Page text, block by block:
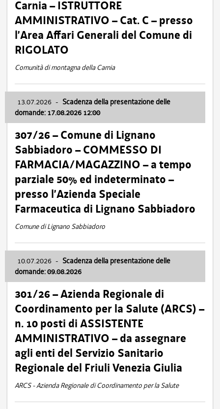
Carnia – ISTRUTTORE
AMMINISTRATIVO – Cat. C – presso
l’Area Affari Generali del Comune di
RIGOLATO
Comunità di montagna della Carnia
13.07.2026 - Scadenza della presentazione delle
domande: 17.08.2026 12:00
307/26 – Comune di Lignano
Sabbiadoro – COMMESSO DI
FARMACIA/MAGAZZINO – a tempo
parziale 50% ed indeterminato –
presso l’Azienda Speciale
Farmaceutica di Lignano Sabbiadoro
Comune di Lignano Sabbiadoro
10.07.2026 - Scadenza della presentazione delle
domande: 09.08.2026
301/26 – Azienda Regionale di
Coordinamento per la Salute (ARCS) –
n. 10 posti di ASSISTENTE
AMMINISTRATIVO – da assegnare
agli enti del Servizio Sanitario
Regionale del Friuli Venezia Giulia
ARCS - Azienda Regionale di Coordinamento per la Salute